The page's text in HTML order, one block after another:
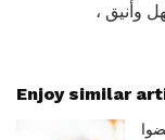
وأنيق ،
Enjoy similar